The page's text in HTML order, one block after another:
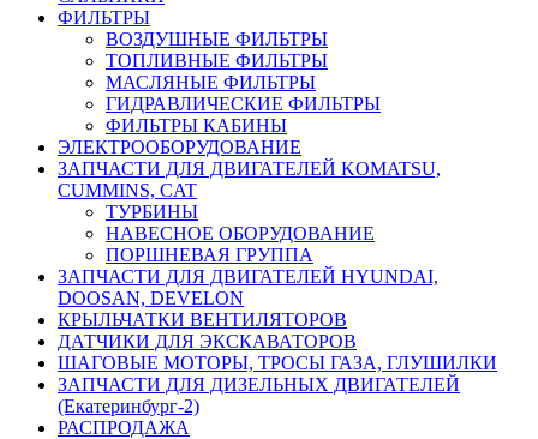
ФИЛЬТРЫ
ВОЗДУШНЫЕ ФИЛЬТРЫ
ТОПЛИВНЫЕ ФИЛЬТРЫ
МАСЛЯНЫЕ ФИЛЬТРЫ
ГИДРАВЛИЧЕСКИЕ ФИЛЬТРЫ
ФИЛЬТРЫ КАБИНЫ
ЭЛЕКТРООБОРУДОВАНИЕ
ЗАПЧАСТИ ДЛЯ ДВИГАТЕЛЕЙ KOMATSU,
CUMMINS, CAT
ТУРБИНЫ
НАВЕСНОЕ ОБОРУДОВАНИЕ
ПОРШНЕВАЯ ГРУППА
ЗАПЧАСТИ ДЛЯ ДВИГАТЕЛЕЙ HYUNDAI,
DOOSAN, DEVELON
КРЫЛЬЧАТКИ ВЕНТИЛЯТОРОВ
ДАТЧИКИ ДЛЯ ЭКСКАВАТОРОВ
ШАГОВЫЕ МОТОРЫ, ТРОСЫ ГАЗА, ГЛУШИЛКИ
ЗАПЧАСТИ ДЛЯ ДИЗЕЛЬНЫХ ДВИГАТЕЛЕЙ
(Екатеринбург-2)
РАСПРОДАЖА